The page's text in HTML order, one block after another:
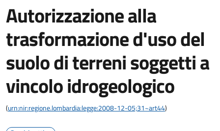
Autorizzazione alla
trasformazione d'uso del
suolo di terreni soggetti a
vincolo idrogeologico
(urn:nir:regione.lombardia:legge:2008-12-05;31~art44)